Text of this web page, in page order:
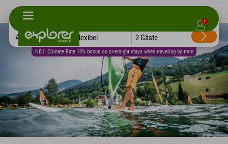
1
NEU: Climate Rate 10% bonus on overnight stays when traveling by train
Alle Hotels Flexibel 2 Gäste